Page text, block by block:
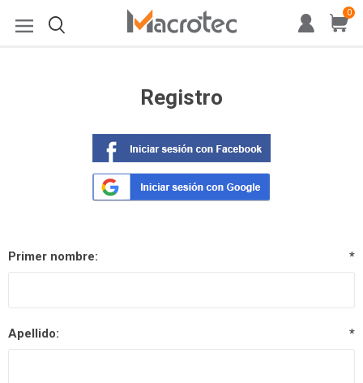
0
Registro
Primer nombre: *
Apellido: *